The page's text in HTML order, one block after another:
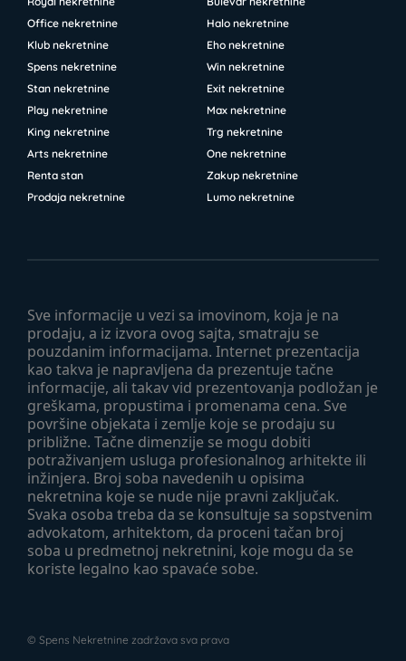
Sve informacije u vezi sa imovinom, koja je na
prodaju, a iz izvora ovog sajta, smatraju se
pouzdanim informacijama. Internet prezentacija
kao takva je napravljena da prezentuje tačne
informacije, ali takav vid prezentovanja podložan je
greškama, propustima i promenama cena. Sve
površine objekata i zemlje koje se prodaju su
približne. Tačne dimenzije se mogu dobiti
potraživanjem usluga profesionalnog arhitekte ili
inžinjera. Broj soba navedenih u opisima
nekretnina koje se nude nije pravni zaključak.
Svaka osoba treba da se konsultuje sa sopstvenim
advokatom, arhitektom, da proceni tačan broj
soba u predmetnoj nekretnini, koje mogu da se
koriste legalno kao spavaće sobe.
Office nekretnine
Halo nekretnine
Klub nekretnine
Eho nekretnine
Spens nekretnine
Win nekretnine
Stan nekretnine
Exit nekretnine
Play nekretnine
Max nekretnine
King nekretnine
Trg nekretnine
Arts nekretnine
One nekretnine
Renta stan
Zakup nekretnine
Prodaja nekretnine
Lumo nekretnine
© Spens Nekretnine zadržava sva prava